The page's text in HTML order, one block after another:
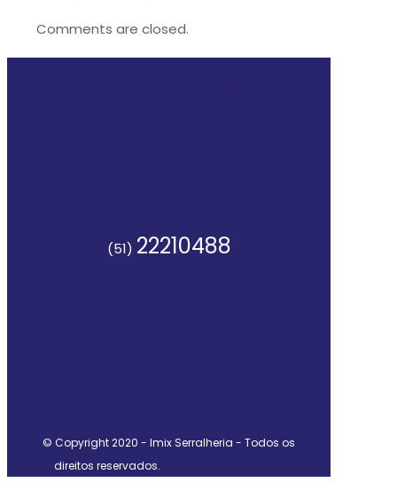
Comments are closed.
(51) 22210488
© Copyright 2020 - Imix Serralheria - Todos os
direitos reservados.